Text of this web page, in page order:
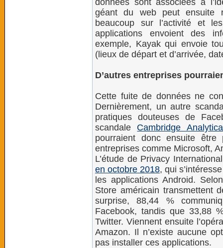
données sont associées à
géant du web peut ensuite
beaucoup sur l’activité et
applications envoient des
exemple, Kayak qui envoie
(lieux de départ et d’arrivée,
D’autres entreprises
Cette fuite de données ne
Dernièrement, un autre
pratiques douteuses de
scandale Cambridge Analytica
pourraient donc ensuite être
entreprises comme Microsoft,
L’étude de Privacy
en octobre 2018, qui
les applications Android.
Store américain transmettent
surprise, 88,44 %
Facebook, tandis que 33,88
Twitter. Viennent ensuite
Amazon. Il n’existe aucune
pas installer ces applications.